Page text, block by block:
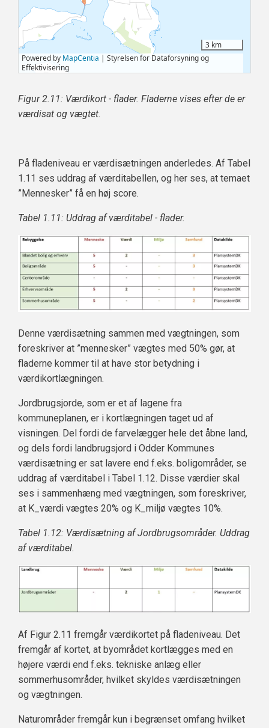
Figur 2.11: Værdikort - flader. Fladerne vises efter de er
værdisat og vægtet.
På fladeniveau er værdisætningen anderledes. Af Tabel
1.11 ses uddrag af værditabellen, og her ses, at temaet
”Mennesker” få en høj score.
Tabel 1.11: Uddrag af værditabel - flader.
Denne værdisætning sammen med vægtningen, som
foreskriver at ”mennesker” vægtes med 50% gør, at
fladerne kommer til at have stor betydning i
værdikortlægningen.
Jordbrugsjorde, som er et af lagene fra
kommuneplanen, er i kortlægningen taget ud af
visningen. Del fordi de farvelægger hele det åbne land,
og dels fordi landbrugsjord i Odder Kommunes
værdisætning er sat lavere end f.eks. boligområder, se
uddrag af værditabel i Tabel 1.12. Disse værdier skal
ses i sammenhæng med vægtningen, som foreskriver,
at K_værdi vægtes 20% og K_miljø vægtes 10%.
Tabel 1.12: Værdisætning af Jordbrugsområder. Uddrag
af værditabel.
Af Figur 2.11 fremgår værdikortet på fladeniveau. Det
fremgår af kortet, at byområdet kortlægges med en
højere værdi end f.eks. tekniske anlæg eller
sommerhusområder, hvilket skyldes værdisætningen
og vægtningen.
Naturområder fremgår kun i begrænset omfang hvilket